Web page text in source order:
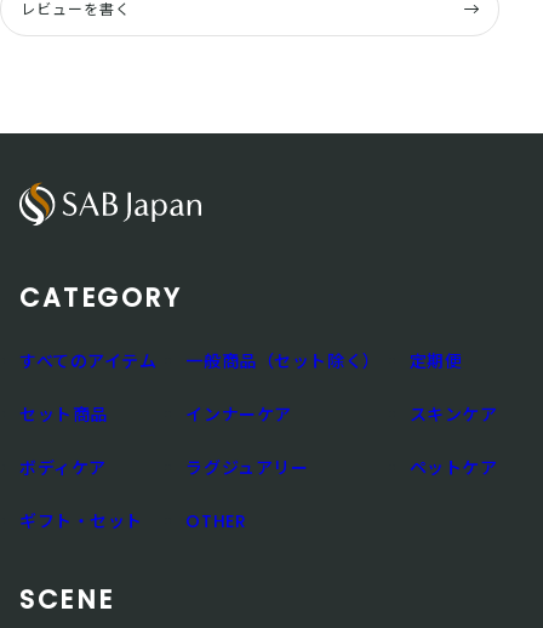
レビューを書く
CATEGORY
すべてのアイテム 一般商品（セット除く） 定期便
セット商品 インナーケア スキンケア
ボディケア ラグジュアリー ペットケア
ギフト・セット OTHER
SCENE